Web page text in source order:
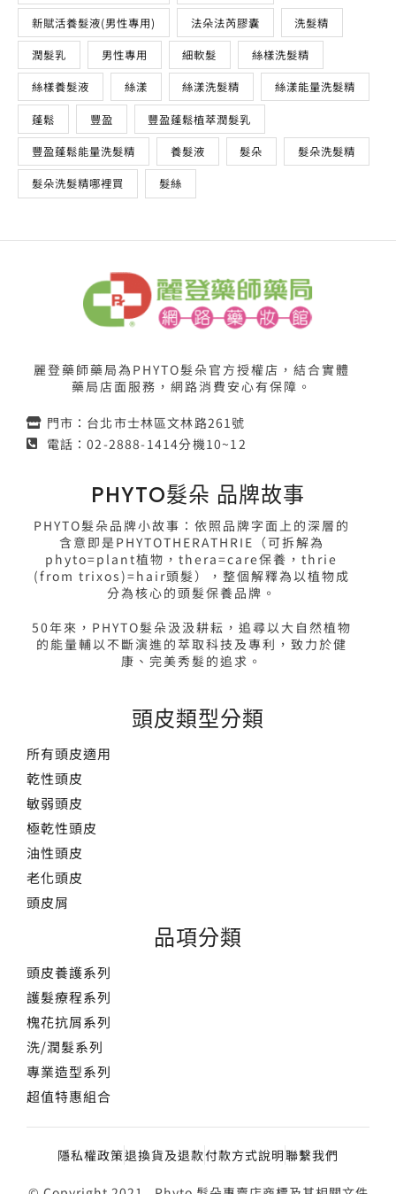
新賦活養髮液(男性專用) 法朵法芮膠囊 洗髮精
潤髮乳 男性專用 細軟髮 絲樣洗髮精
絲樣養髮液 絲漾 絲漾洗髮精 絲漾能量洗髮精
蓬鬆 豐盈 豐盈蓬鬆植萃潤髮乳
豐盈蓬鬆能量洗髮精 養髮液 髮朵 髮朵洗髮精
髮朵洗髮精哪裡買 髮絲
麗登藥師藥局為PHYTO髮朵官方授權店，結合實體
藥局店面服務，網路消費安心有保障。
門市：台北市士林區文林路261號
電話：02-2888-1414分機10~12
PHYTO髮朵 品牌故事
PHYTO髮朵品牌小故事：依照品牌字面上的深層的
含意即是PHYTOTHERATHRIE（可拆解為
phyto=plant植物，thera=care保養，thrie
(from trixos)=hair頭髮），整個解釋為以植物成
分為核心的頭髮保養品牌。
50年來，PHYTO髮朵汲汲耕耘，追尋以大自然植物
的能量輔以不斷演進的萃取科技及專利，致力於健
康、完美秀髮的追求。
頭皮類型分類
所有頭皮適用
乾性頭皮
敏弱頭皮
極乾性頭皮
油性頭皮
老化頭皮
頭皮屑
品項分類
頭皮養護系列
護髮療程系列
槐花抗屑系列
洗/潤髮系列
專業造型系列
超值特惠組合
隱私權政策退換貨及退款付款方式說明聯繫我們